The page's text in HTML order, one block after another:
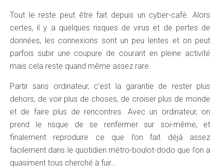
Tout le reste peut être fait depuis un cyber-café. Alors
certes, il y a quelques risques de virus et de pertes de
données, les connexions sont un peu lentes et on peut
parfois subir une coupure de courant en pleine activité
mais cela reste quand même assez rare.
Partir sans ordinateur, c’est la garantie de rester plus
dehors, de voir plus de choses, de croiser plus de monde
et de faire plus de rencontres. Avec un ordinateur, on
prend le risque de se renfermer sur soi-même, et
finalement reproduire ce que l’on fait déjà assez
facilement dans le quotidien métro-boulot-dodo que l’on a
quasiment tous cherché à fuir…